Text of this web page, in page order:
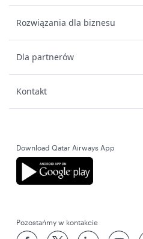
Rozwiązania dla biznesu
Dla partnerów
Kontakt
Download Qatar Airways App
Pozostańmy w kontakcie